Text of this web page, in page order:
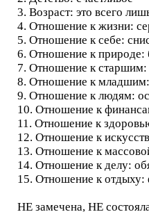
3. Возраст: это всего
4. Отношение к жизни:
5. Отношение к себе:
6. Отношение к природе:
7. Отношение к старшим:
8. Отношение к младшим:
9. Отношение к людям:
10. Отношение к
11. Отношение к
12. Отношение к
13. Отношение к
14. Отношение к делу:
15. Отношение к отдыху:
НЕ замечена, НЕ